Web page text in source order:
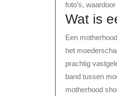
foto’s,
Wat is
Een
het
prachtig
band tussen
motherhood